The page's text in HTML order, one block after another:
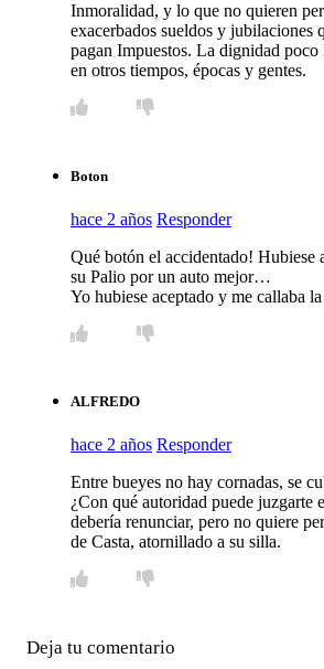
Inmoralidad, y lo que no quieren
exacerbados sueldos y jubilaciones
pagan Impuestos. La dignidad poco
en otros tiempos, épocas y gentes.
Boton
hace 2 años Responder
Qué botón el accidentado! Hubiese
su Palio por un auto mejor…
Yo hubiese aceptado y me callaba
ALFREDO
hace 2 años Responder
Entre bueyes no hay cornadas, se
¿Con qué autoridad puede juzgarte
debería renunciar, pero no quiere
de Casta, atornillado a su silla.
Deja tu comentario